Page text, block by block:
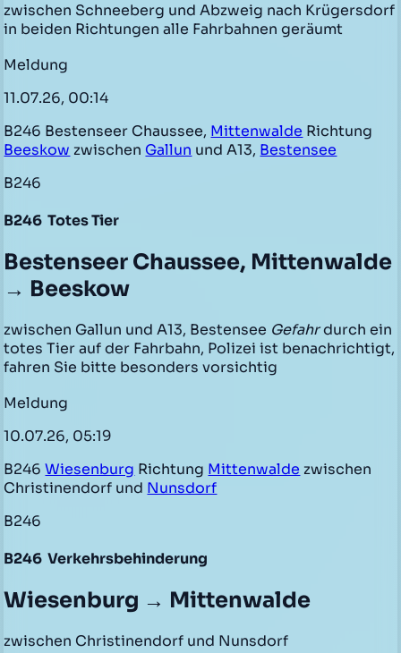
zwischen Schneeberg und Abzweig nach Krügersdorf
in beiden Richtungen alle Fahrbahnen geräumt
Meldung
11.07.26, 00:14
B246 Bestenseer Chaussee, Mittenwalde Richtung
Beeskow zwischen Gallun und A13, Bestensee
B246
B246 Totes Tier
Bestenseer Chaussee, Mittenwalde
→ Beeskow
zwischen Gallun und A13, Bestensee Gefahrdurch ein
totes Tier auf der Fahrbahn, Polizei ist benachrichtigt,
fahren Sie bitte besonders vorsichtig
Meldung
10.07.26, 05:19
B246Wiesenburg Richtung Mittenwalde zwischen
Christinendorf und Nunsdorf
B246
B246 Verkehrsbehinderung
Wiesenburg → Mittenwalde
zwischen Christinendorf und Nunsdorf